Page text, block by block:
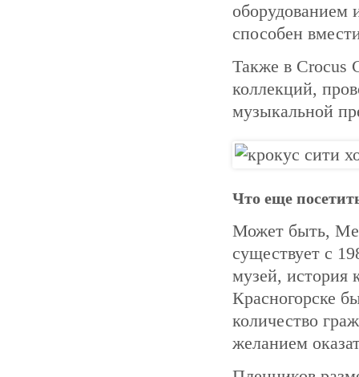
оборудованием
способен
Также в Crocus
коллекций,
музыкальной
Что еще
Может быть,
существует с
музей, история
Красногорске
количество
желанием